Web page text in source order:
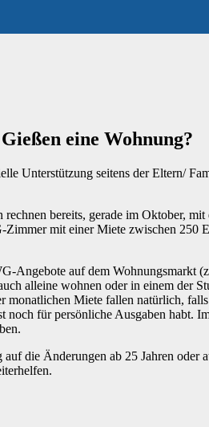
eine Wohnung?
bereits, gerade im Oktober,
mit einer Miete zwischen 250
Angebote auf dem Wohnungsmarkt
alleine wohnen oder in einem der
monatlichen Miete fallen natürlich,
für persönliche Ausgaben habt.
die Änderungen ab 25 Jahren oder